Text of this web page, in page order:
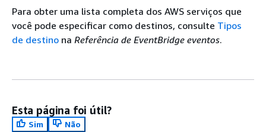
Para obter uma lista completa dos AWS serviços que
você pode especificar como destinos, consulte Tipos
de destino na Referência de EventBridge eventos.
Esta página foi útil?
Sim
Não